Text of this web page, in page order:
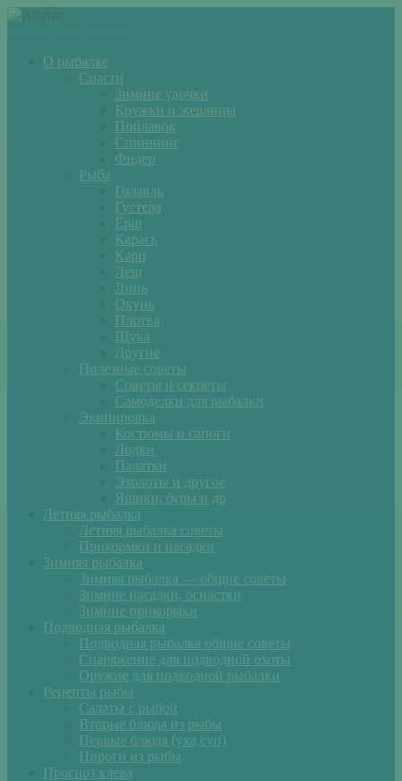
О рыбалке
Снасти
Зимние удочки
Кружки и жерлицы
Поплавок
Спиннинг
Фидер
Рыба
Голавль
Густера
Ёрш
Карась
Карп
Лещ
Линь
Окунь
Плотва
Щука
Другие
Полезные советы
Советы и секреты
Самоделки для рыбалки
Экипировка
Костюмы и сапоги
Лодки
Палатки
Эхолоты и другое
Ящики, буры и др
Летняя рыбалка
Летняя рыбалка советы
Прикормки и насадки
Зимняя рыбалка
Зимняя рыбалка — общие советы
Зимние насадки, оснастки
Зимние прикормки
Подводная рыбалка
Подводная рыбалка общие советы
Снаряжение для подводной охоты
Оружие для подводной рыбалки
Рецепты рыбы
Салаты с рыбой
Вторые блюда из рыбы
Первые блюда (уха,суп)
Пироги из рыбы
Прогноз клева